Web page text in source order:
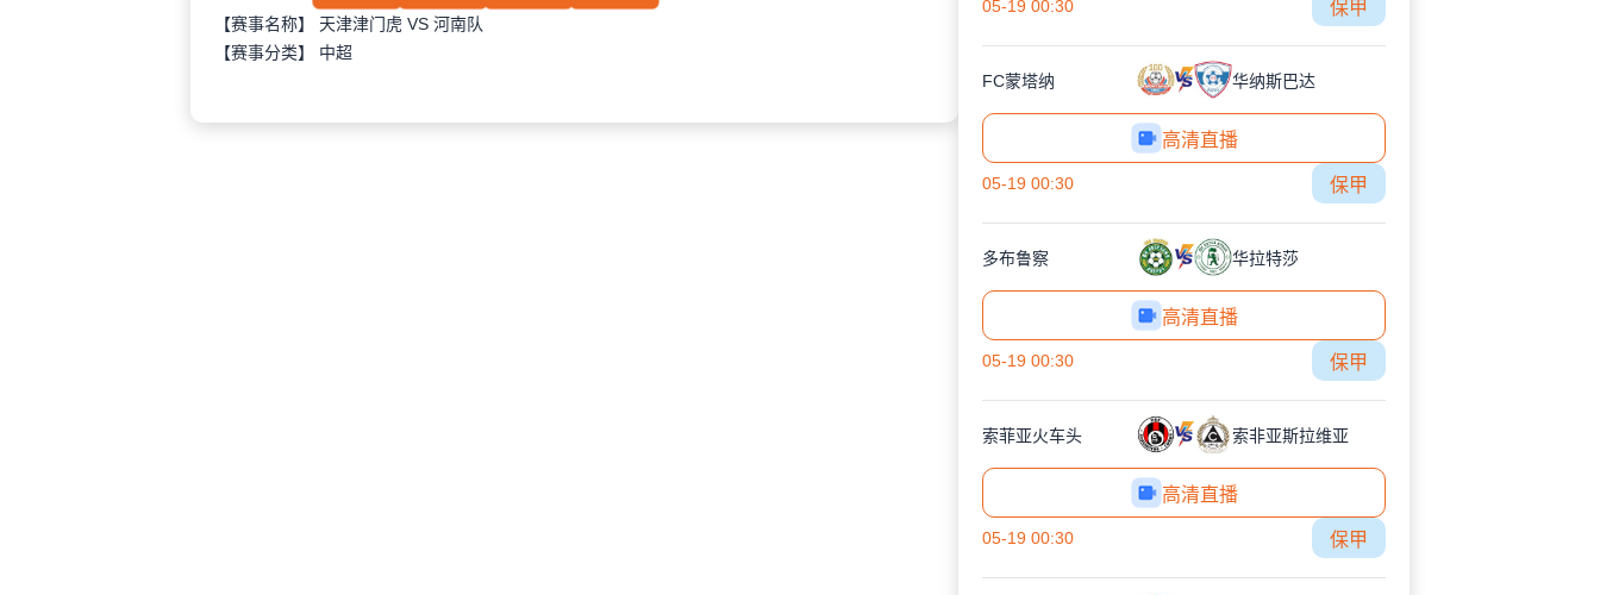
【赛事名称】 天津津门虎 VS 河南队
【赛事分类】 中超
05-19 00:30 保甲
FC蒙塔纳 华纳斯巴达
高清直播
05-19 00:30 保甲
多布鲁察 华拉特莎
高清直播
05-19 00:30 保甲
索菲亚火车头 索非亚斯拉维亚
高清直播
05-19 00:30 保甲